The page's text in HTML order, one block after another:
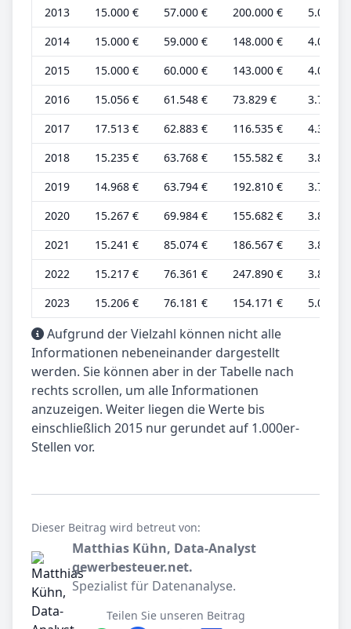
2013
15.000 € 57.000 € 200.000 €
5.000 €
2014
15.000 € 59.000 € 148.000 €
4.000 €
2015
15.000 € 60.000 € 143.000 €
4.000 €
2016
15.056 € 61.548 € 73.829 €
3.764 €
2017
17.513 € 62.883 € 116.535 €
4.378 €
2018
15.235 € 63.768 € 155.582 €
3.809 €
2019
14.968 € 63.794 € 192.810 €
3.742 €
2020
15.267 € 69.984 € 155.682 €
3.817 €
2021
15.241 € 85.074 € 186.567 €
3.810 €
2022
15.217 € 76.361 € 247.890 €
3.804 €
2023
15.206 € 76.181 € 154.171 € 5.069 €
Aufgrund der Vielzahl können nicht alle
Informationen nebeneinander dargestellt
werden. Sie können aber in der Tabelle nach
rechts scrollen, um alle Informationen
anzuzeigen. Weiter liegen die Werte bis
einschließlich 2015 nur gerundet auf 1.000er-
Stellen vor.
Dieser Beitrag wird betreut von:
Matthias Kühn, Data-Analyst
gewerbesteuer.net.
Spezialist für Datenanalyse.
Teilen Sie unseren Beitrag